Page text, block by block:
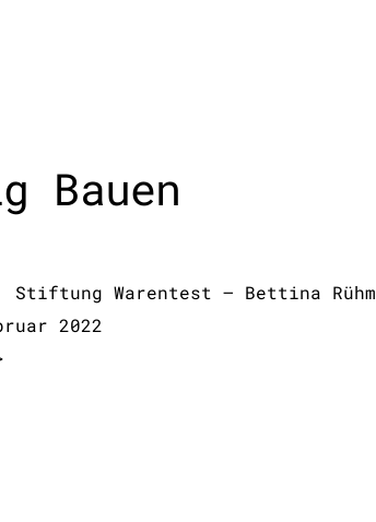
Bauen
Stiftung Warentest – Bettina Rühm
2022